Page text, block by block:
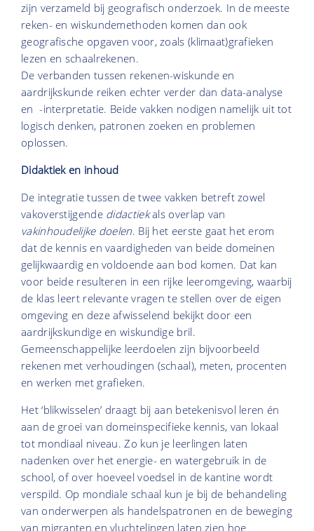
zijn verzameld bij geografisch onderzoek. In de meeste
reken- en wiskundemethoden komen dan ook
geografische opgaven voor, zoals (klimaat)grafieken
lezen en schaalrekenen.
De verbanden tussen rekenen-wiskunde en
aardrijkskunde reiken echter verder dan data-analyse
en -interpretatie. Beide vakken nodigen namelijk uit tot
logisch denken, patronen zoeken en problemen
oplossen.
Didaktiek en inhoud
De integratie tussen de twee vakken betreft zowel
vakoverstijgende didactiekals overlap van
vakinhoudelijke doelen. Bij het eerste gaat het erom
dat de kennis en vaardigheden van beide domeinen
gelijkwaardig en voldoende aan bod komen. Dat kan
voor beide resulteren in een rijke leeromgeving, waarbij
de klas leert relevante vragen te stellen over de eigen
omgeving en deze afwisselend bekijkt door een
aardrijkskundige en wiskundige bril.
Gemeenschappelijke leerdoelen zijn bijvoorbeeld
rekenen met verhoudingen (schaal), meten, procenten
en werken met grafieken.
Het ‘blikwisselen’ draagt bij aan betekenisvol leren én
aan de groei van domeinspecifieke kennis, van lokaal
tot mondiaal niveau. Zo kun je leerlingen laten
nadenken over het energie- en watergebruik in de
school, of over hoeveel voedsel in de kantine wordt
verspild. Op mondiale schaal kun je bij de behandeling
van onderwerpen als handelspatronen en de beweging
van migranten en vluchtelingen laten zien hoe